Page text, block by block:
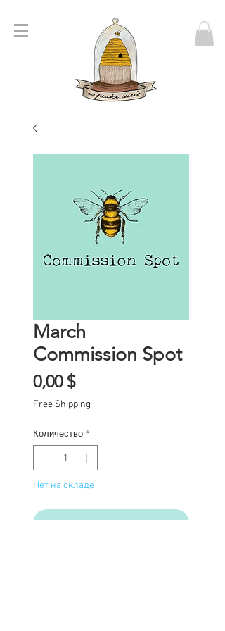
March
Commission Spot
0,00 $Цена
Free Shipping
Количество *
Нет на складе